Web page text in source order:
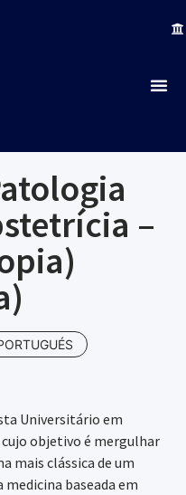
–
Universitário em
objetivo é mergulhar
mais clássica de um
baseada em